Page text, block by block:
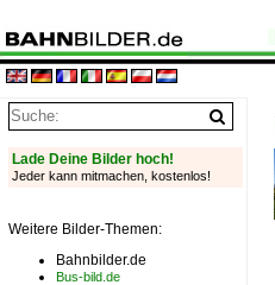
Lade Deine Bilder hoch!
Jeder kann mitmachen, kostenlos!
Weitere Bilder-Themen:
Bahnbilder.de
Bus-bild.de